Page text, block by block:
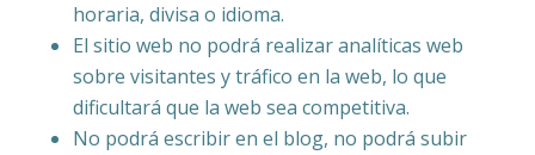
horaria, divisa o idioma.
El sitio web no podrá realizar analíticas web
sobre visitantes y tráfico en la web, lo que
dificultará que la web sea competitiva.
No podrá escribir en el blog, no podrá subir